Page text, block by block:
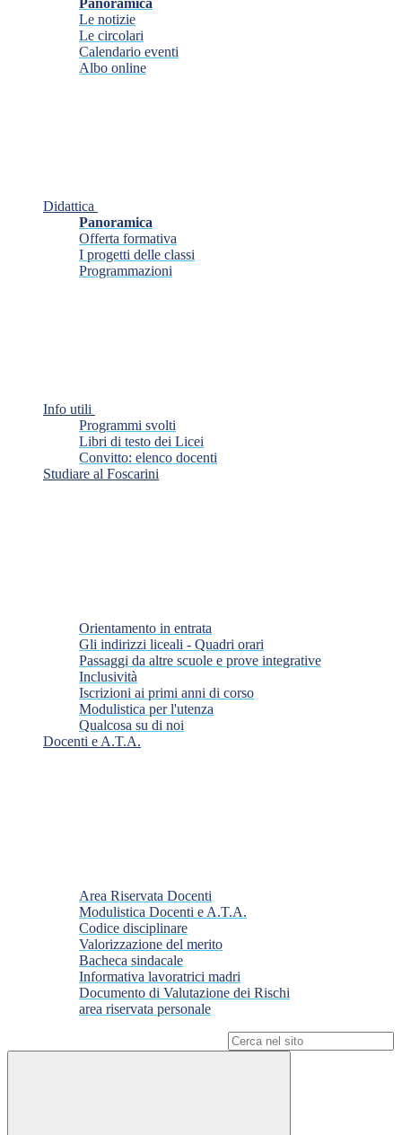
Panoramica
Le notizie
Le circolari
Calendario eventi
Albo online
Didattica
Panoramica
Offerta formativa
I progetti delle classi
Programmazioni
Info utili
Programmi svolti
Libri di testo dei Licei
Convitto: elenco docenti
Studiare al Foscarini
Orientamento in entrata
Gli indirizzi liceali - Quadri orari
Passaggi da altre scuole e prove integrative
Inclusività
Iscrizioni ai primi anni di corso
Modulistica per l'utenza
Qualcosa su di noi
Docenti e A.T.A.
Area Riservata Docenti
Modulistica Docenti e A.T.A.
Codice disciplinare
Valorizzazione del merito
Bacheca sindacale
Informativa lavoratrici madri
Documento di Valutazione dei Rischi
area riservata personale